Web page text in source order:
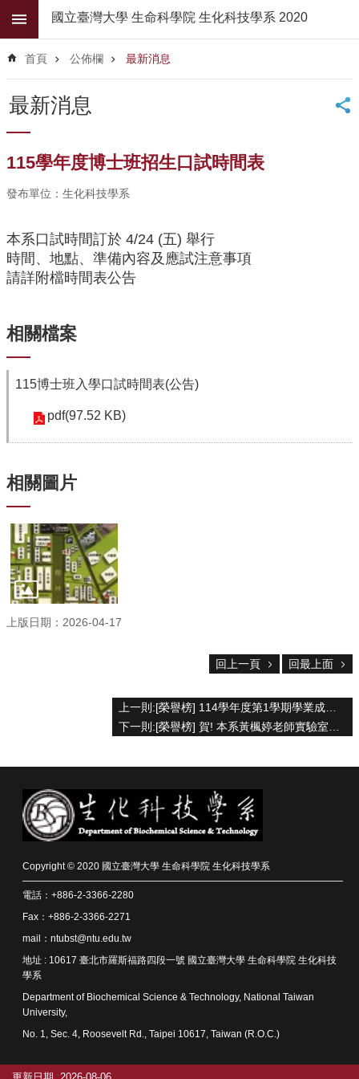
跳到主要內容區塊
階
尋
公
佈
系
介
系
所
高
中
生
大
部
碩
博
士
班
系
友
會
下
中
心
款
專
區
頁
大
首
頁
科
國立臺灣大學 生命科學院 生化科技學系 2020
首頁 公佈欄 最新消息
最新消息
115學年度博士班招生口試時間表
發布單位：生化科技學系
本系口試時間訂於 4/24 (五) 舉行
時間、地點、準備內容及應試注意事項
請詳附檔時間表公告
相關檔案
115博士班入學口試時間表(公告)
pdf(97.52 KB)
相關圖片
上版日期：2026-04-17
回上一頁 回最上面
Copyright © 2020 國立臺灣大學 生命科學院 生化科技學系
電話：+886-2-3366-2280
Fax：+886-2-3366-2271
mail：ntubst@ntu.edu.tw
地址 : 10617 臺北市羅斯福路四段一號 國立臺灣大學 生命科學院 生化科技
學系
Department of Biochemical Science & Technology, National Taiwan
University,
No. 1, Sec. 4, Roosevelt Rd., Taipei 10617, Taiwan (R.O.C.)